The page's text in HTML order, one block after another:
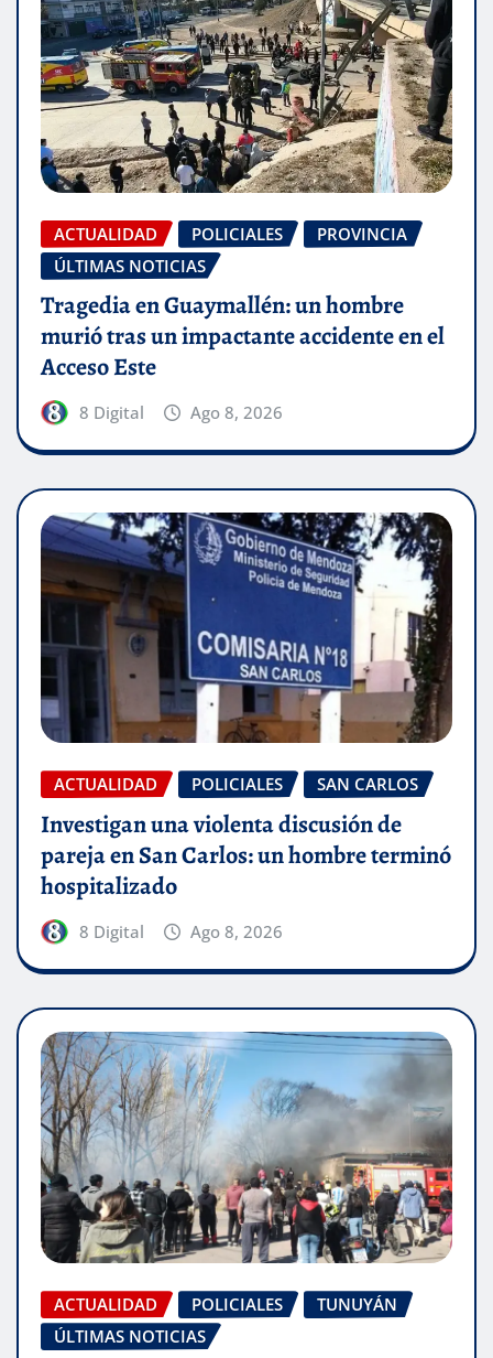
ACTUALIDAD POLICIALES
PROVINCIA
ÚLTIMAS NOTICIAS
Tragedia en Guaymallén: un hombre
murió tras un impactante accidente en el
Acceso Este
8 Digital Ago 8, 2026
ACTUALIDAD POLICIALES SAN CARLOS
Investigan una violenta discusión de
pareja en San Carlos: un hombre terminó
hospitalizado
8 Digital Ago 8, 2026
ACTUALIDAD POLICIALES
TUNUYÁN
ÚLTIMAS NOTICIAS